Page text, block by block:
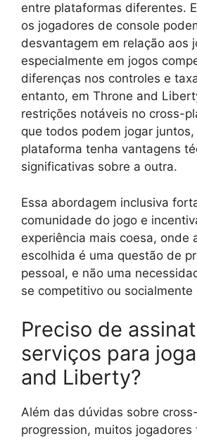
entre plataformas diferentes.
os jogadores de console
desvantagem em relação aos
especialmente em jogos
diferenças nos controles e
entanto, em Throne and
restrições notáveis no cross-
que todos podem jogar
plataforma tenha vantagens
significativas sobre a outra.
Essa abordagem inclusiva
comunidade do jogo e
experiência mais coesa, onde
escolhida é uma questão de
pessoal, e não uma
se competitivo ou socialmente
Preciso de
serviços para
and Liberty?
Além das dúvidas sobre
progression, muitos jogadores